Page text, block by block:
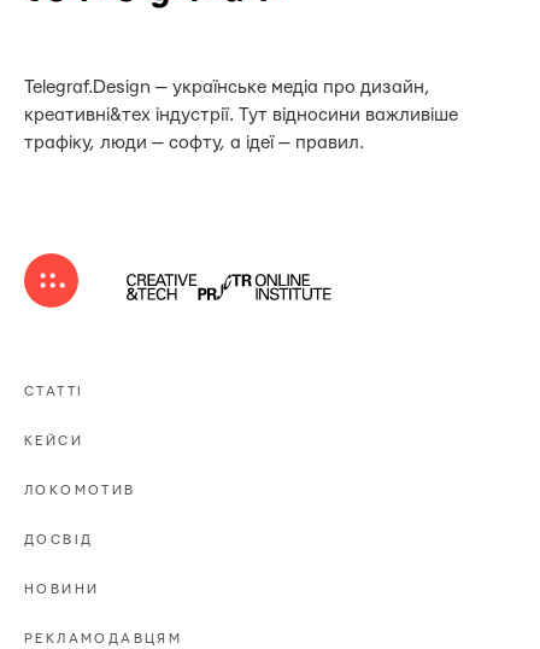
Telegraf.Design — українське медіа про дизайн,
креативні&тех індустрії. Тут відносини важливіше
трафіку, люди — софту, а ідеї — правил.
СТАТТІ
КЕЙСИ
ЛОКОМОТИВ
ДОСВІД
НОВИНИ
РЕКЛАМОДАВЦЯМ